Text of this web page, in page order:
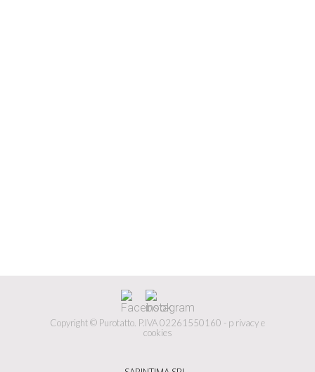
Copyright © Purotatto. P.IVA 02261550160 - p rivacy e
cookies